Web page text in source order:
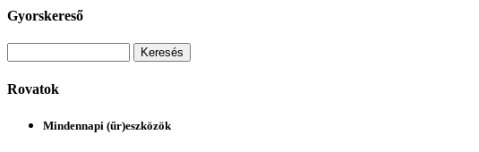
Gyorskereső
Rovatok
Mindennapi (űr)eszközök